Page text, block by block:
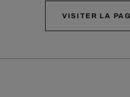
VISITER LA